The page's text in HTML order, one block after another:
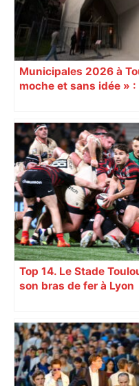
Municipales 2026 à
moche et sans idée » :
Augustins
Top 14. Le Stade
son bras de fer à Lyon